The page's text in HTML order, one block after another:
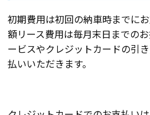
初期費用は初回の納車時までに
額リース費用は毎月末日までの
ービスやクレジットカードの引
払いいただきます。